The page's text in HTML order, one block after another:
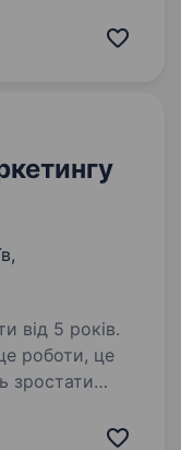
України.
від 5 років.
зростати
у сфері